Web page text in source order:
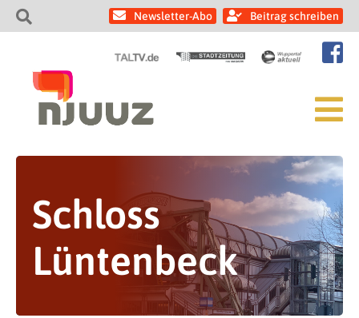
Newsletter-Abo Beitrag schreiben
Schloss
Lüntenbeck